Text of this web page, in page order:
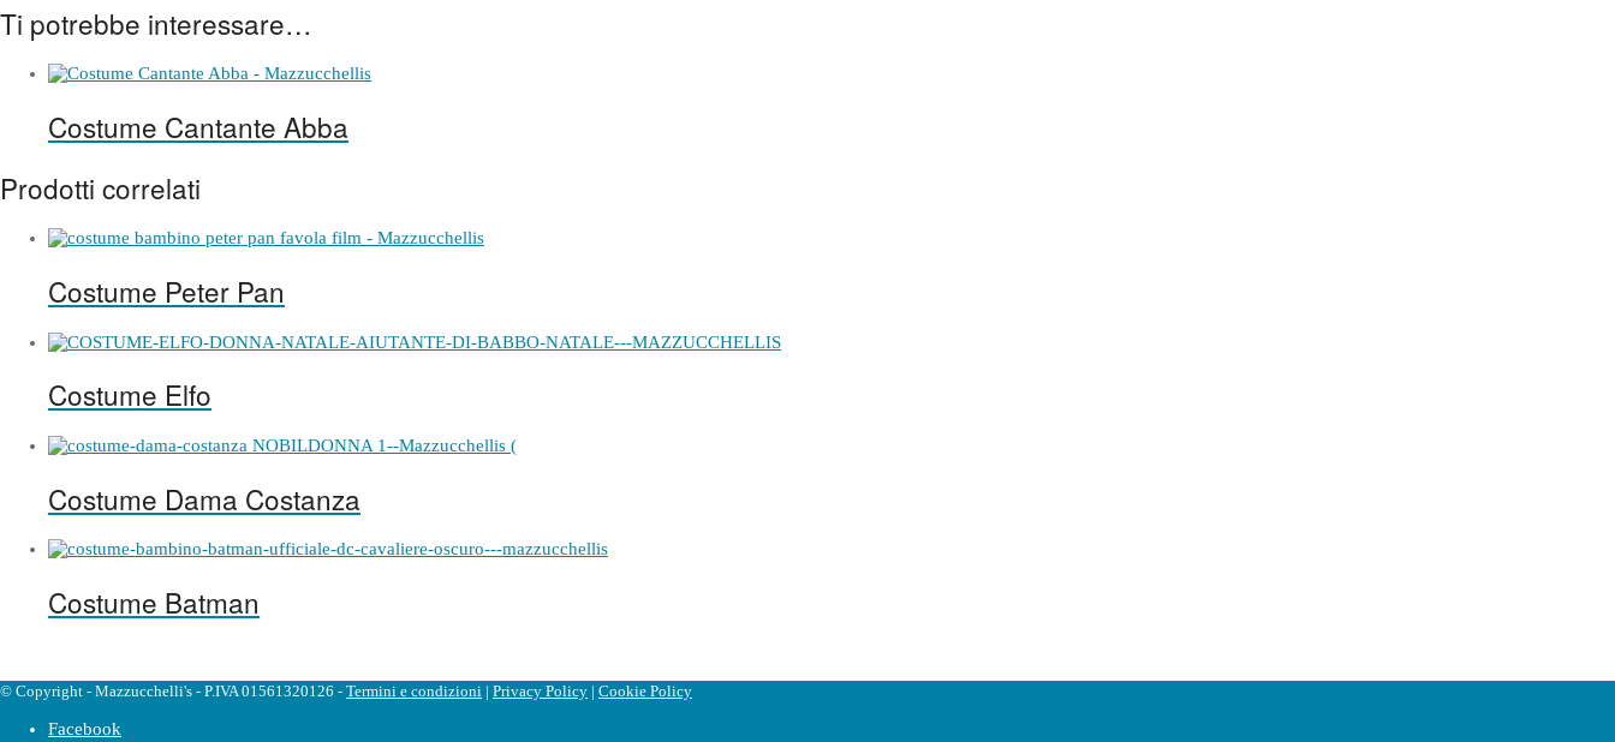
Ti potrebbe interessare…
Costume Cantante Abba
Prodotti correlati
Costume Peter Pan
Costume Elfo
Costume Dama Costanza
Costume Batman
© Copyright - Mazzucchelli's - P.IVA 01561320126 - Termini e condizioni | Privacy Policy | Cookie Policy
Facebook